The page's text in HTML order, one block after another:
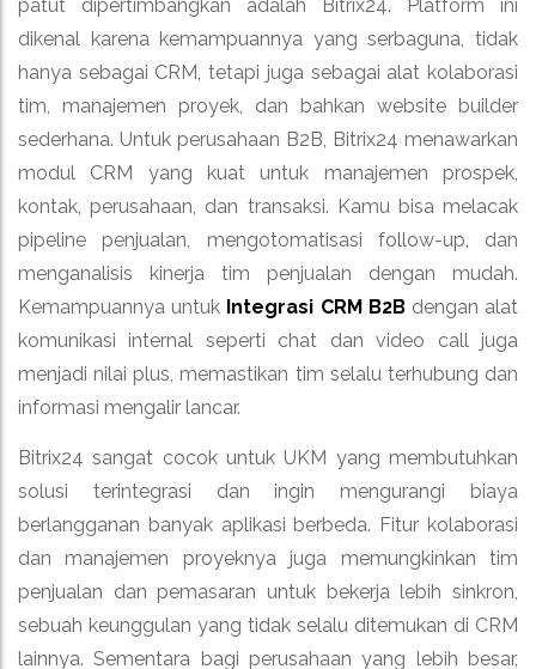
patut dipertimbangkan adalah Bitrix24. Platform ini
dikenal karena kemampuannya yang serbaguna, tidak
hanya sebagai CRM, tetapi juga sebagai alat kolaborasi
tim, manajemen proyek, dan bahkan website builder
sederhana. Untuk perusahaan B2B, Bitrix24 menawarkan
modul CRM yang kuat untuk manajemen prospek,
kontak, perusahaan, dan transaksi. Kamu bisa melacak
pipeline penjualan, mengotomatisasi follow-up, dan
menganalisis kinerja tim penjualan dengan mudah.
Kemampuannya untuk Integrasi CRM B2Bdengan alat
komunikasi internal seperti chat dan video call juga
menjadi nilai plus, memastikan tim selalu terhubung dan
informasi mengalir lancar.
Bitrix24 sangat cocok untuk UKM yang membutuhkan
solusi terintegrasi dan ingin mengurangi biaya
berlangganan banyak aplikasi berbeda. Fitur kolaborasi
dan manajemen proyeknya juga memungkinkan tim
penjualan dan pemasaran untuk bekerja lebih sinkron,
sebuah keunggulan yang tidak selalu ditemukan di CRM
lainnya. Sementara bagi perusahaan yang lebih besar,